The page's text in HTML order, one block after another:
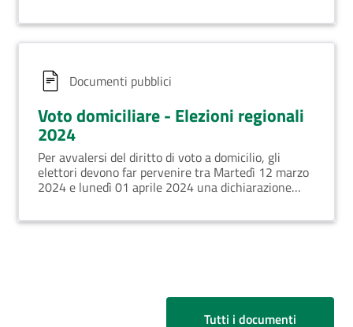
Documenti pubblici
Voto domiciliare - Elezioni regionali
2024
Per avvalersi del diritto di voto a domicilio, gli
elettori devono far pervenire tra Martedì 12 marzo
2024 e lunedì 01 aprile 2024 una dichiarazione
presso l'abitazione
Tutti i documenti